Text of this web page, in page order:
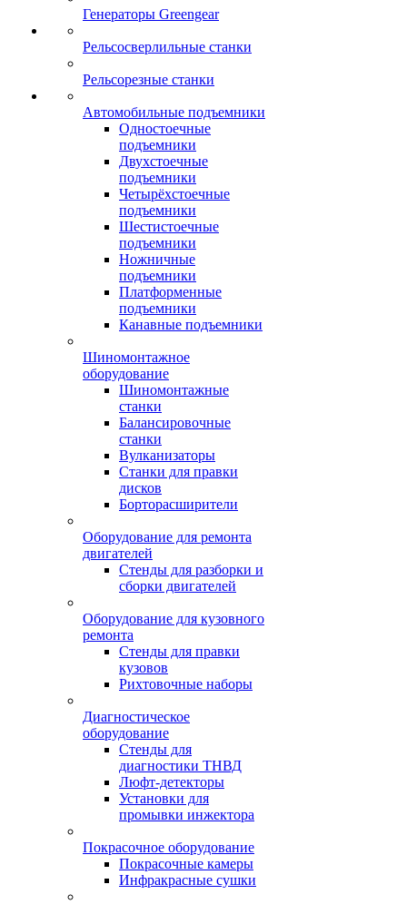
Генераторы Greengear
Рельсосверлильные станки
Рельсорезные станки
Автомобильные подъемники
Одностоечные
подъемники
Двухстоечные
подъемники
Четырёхстоечные
подъемники
Шестистоечные
подъемники
Ножничные
подъемники
Платформенные
подъемники
Канавные подъемники
Шиномонтажное
оборудование
Шиномонтажные
станки
Балансировочные
станки
Вулканизаторы
Станки для правки
дисков
Борторасширители
Оборудование для ремонта
двигателей
Стенды для разборки и
сборки двигателей
Оборудование для кузовного
ремонта
Стенды для правки
кузовов
Рихтовочные наборы
Диагностическое
оборудование
Стенды для
диагностики ТНВД
Люфт-детекторы
Установки для
промывки инжектора
Покрасочное оборудование
Покрасочные камеры
Инфракрасные сушки